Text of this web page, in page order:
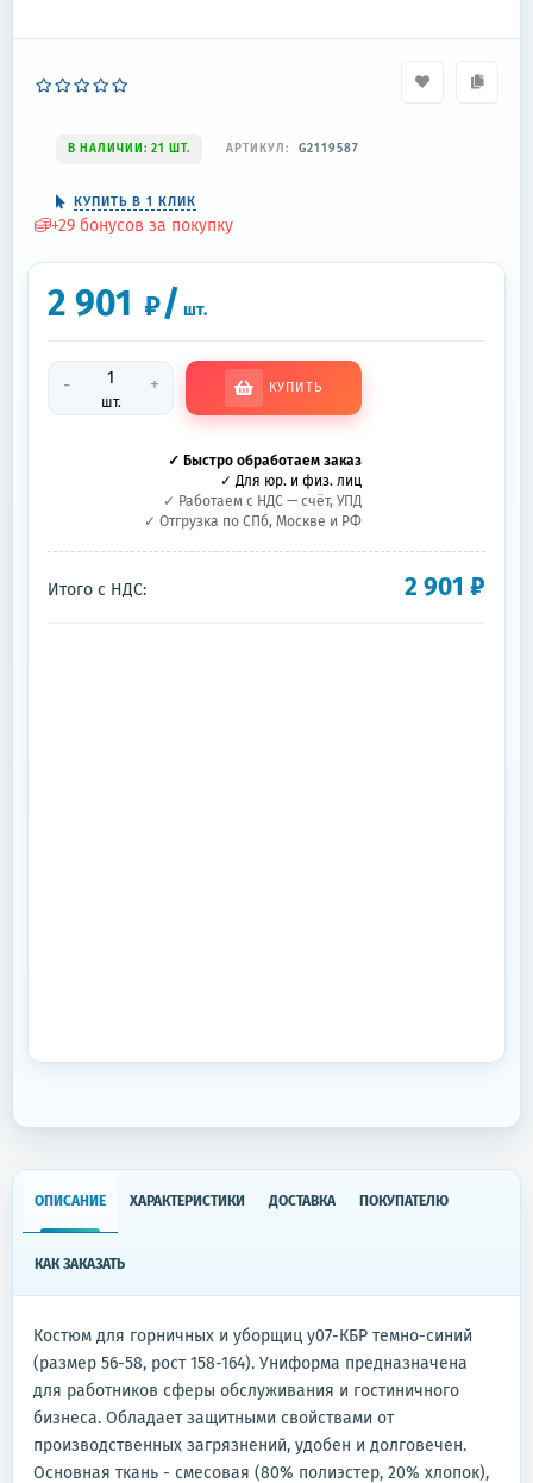
В НАЛИЧИИ: 21 ШТ. АРТИКУЛ: G2119587
КУПИТЬ В 1 КЛИК
+29 бонусов за покупку
2 901 ₽/ шт.
-
шт.
+ КУПИТЬ
✓ Быстро обработаем заказ
✓ Для юр. и физ. лиц
✓ Работаем с НДС — счёт, УПД
✓ Отгрузка по СПб, Москве и РФ
Итого с НДС: 2 901 ₽
ОПИСАНИЕ ХАРАКТЕРИСТИКИ ДОСТАВКА ПОКУПАТЕЛЮ
КАК ЗАКАЗАТЬ
Костюм для горничных и уборщиц у07-КБР темно-синий
(размер 56-58, рост 158-164). Униформа предназначена
для работников сферы обслуживания и гостиничного
бизнеса. Обладает защитными свойствами от
производственных загрязнений, удобен и долговечен.
Основная ткань - смесовая (80% полиэстер, 20% хлопок),